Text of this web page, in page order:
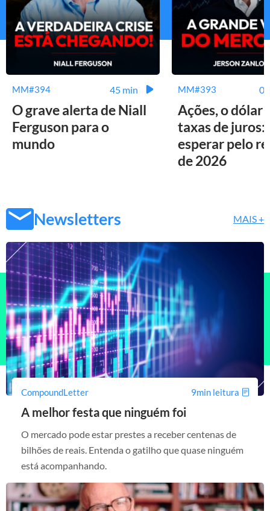
MM#394 45 min
O grave alerta de Niall
Ferguson para o
mundo
MM#393
Ações, o dólar
taxas de juros:
esperar pelo
de 2026
Newsletters MAIS +
CompoundLetter 9min leitura
A melhor festa que ninguém foi
O mercado pode estar prestes a receber centenas de
bilhões de reais. Entenda o gatilho que quase ninguém
está acompanhando.